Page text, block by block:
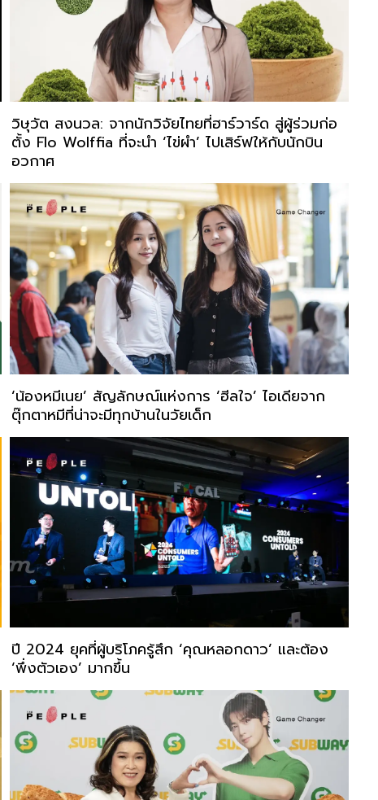
วิษุวัต สงนวล: จากนักวิจัยไทยที่ฮาร์วาร์ด สู่ผู้ร่วมก่อ
ตั้ง Flo Wolffia ที่จะนำ ‘ไข่ผำ’ ไปเสิร์ฟให้กับนักบิน
อวกาศ
‘น้องหมีเนย’ สัญลักษณ์แห่งการ ‘ฮีลใจ’ ไอเดียจาก
ตุ๊กตาหมีที่น่าจะมีทุกบ้านในวัยเด็ก
ปี 2024 ยุคที่ผู้บริโภครู้สึก ‘คุณหลอกดาว’ และต้อง
‘พึ่งตัวเอง’ มากขึ้น